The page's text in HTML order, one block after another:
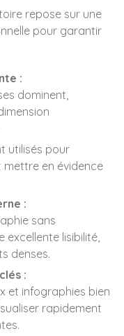
2023
2020
2019
2016
repose sur une
pour garantir
:
dominent,
utilisés pour
mettre en évidence
:
sans
excellente lisibilité,
denses.
:
et infographies bien
rapidement